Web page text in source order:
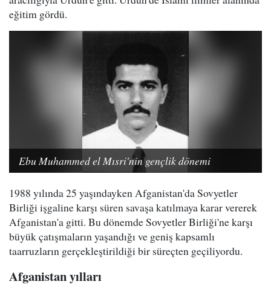
eğitim gördü.
Ebu Muhammed el Mısri'nin gençlik dönemi
1988 yılında 25 yaşındayken Afganistan'da Sovyetler
Birliği işgaline karşı süren savaşa katılmaya karar vererek
Afganistan'a gitti. Bu dönemde Sovyetler Birliği'ne karşı
büyük çatışmaların yaşandığı ve geniş kapsamlı
taarruzların gerçekleştirildiği bir süreçten geçiliyordu.
Afganistan yılları